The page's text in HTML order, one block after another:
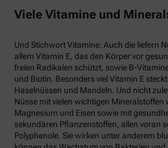
Viele Vitamine und
Und Stichwort Vitamine: Auch die liefern
allem Vitamin E, das den Körper vor
freien Radikalen schützt, sowie B-
und Biotin. Besonders viel Vitamin E
Haselnüssen und Mandeln. Und nicht
Nüsse mit vielen wichtigen Mineralstoffen
Magnesium und Eisen sowie mit
sekundären Pflanzenstoffen, allen voran
Polyphenole. Sie wirken unter anderem